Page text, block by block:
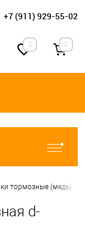
+7 (911) 929-55-02
0 0
тормозные (медь)
d-